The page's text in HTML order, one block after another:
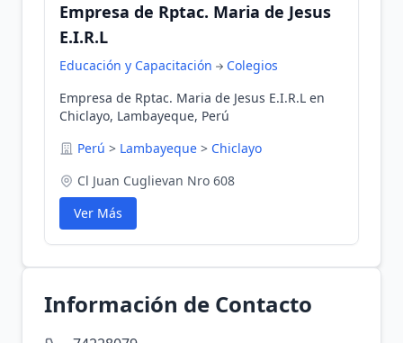
Empresa de Rptac. Maria de Jesus
E.I.R.L
Educación y Capacitación
Colegios
Empresa de Rptac. Maria de Jesus E.I.R.L en
Chiclayo, Lambayeque, Perú
Perú > Lambayeque > Chiclayo
Cl Juan Cuglievan Nro 608
Ver Más
Información de Contacto